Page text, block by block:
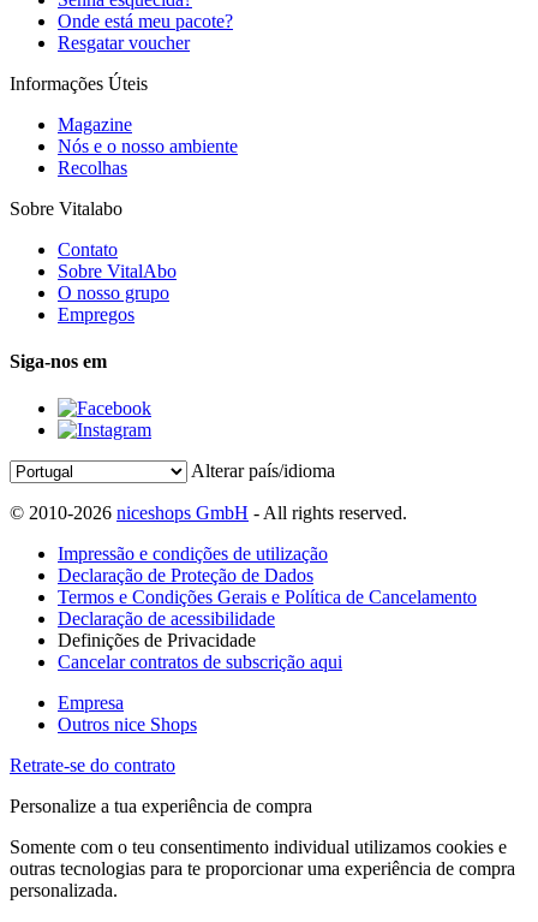
Onde está meu pacote?
Resgatar voucher
Informações Úteis
Magazine
Nós e o nosso ambiente
Recolhas
Sobre Vitalabo
Contato
Sobre VitalAbo
O nosso grupo
Empregos
Siga-nos em
Alterar país/idioma
© 2010-2026 niceshops GmbH - All rights reserved.
Impressão e condições de utilização
Declaração de Proteção de Dados
Termos e Condições Gerais e Política de Cancelamento
Declaração de acessibilidade
Definições de Privacidade
Cancelar contratos de subscrição aqui
Empresa
Outros nice Shops
Retrate-se do contrato
Personalize a tua experiência de compra
Somente com o teu consentimento individual utilizamos cookies e
outras tecnologias para te proporcionar uma experiência de compra
personalizada.